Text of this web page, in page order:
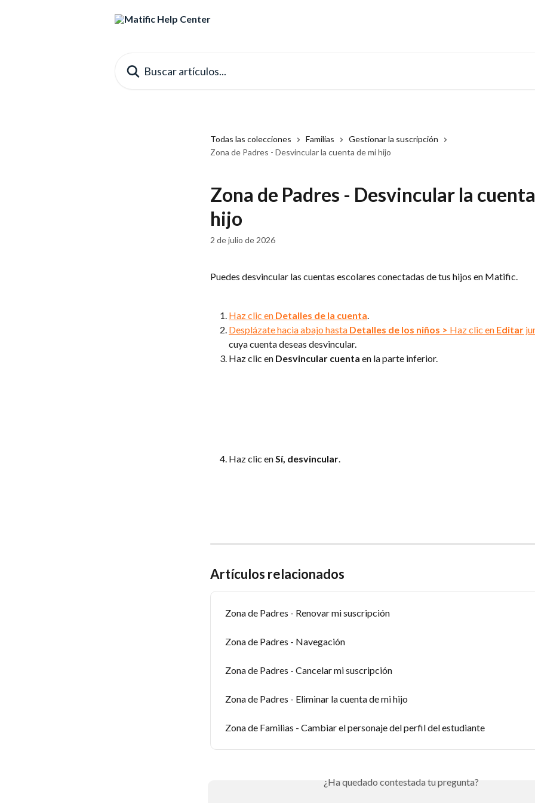
Todas las colecciones Familias
Gestionar la suscripción
Zona de Padres - Desvincular la cuenta de mi hijo
Zona de Padres - Desvincular la
hijo
2 de julio de 2026
Puedes desvincular las cuentas escolares conectadas de tus hijos en Matific.
Haz clic en Detalles de la cuenta.
Desplázate hacia abajo hasta Detalles de los niños > Haz clic en Editar
cuya cuenta deseas desvincular.
Haz clic en Desvincular cuenta en la parte inferior.
Haz clic en Sí, desvincular.
Artículos relacionados
Zona de Padres - Renovar mi suscripción
Zona de Padres - Navegación
Zona de Padres - Cancelar mi suscripción
Zona de Padres - Eliminar la cuenta de mi hijo
Zona de Familias - Cambiar el personaje del perfil del estudiante
¿Ha quedado contestada tu pregunta?